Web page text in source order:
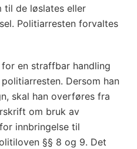
d
v
i
g
e
n
til de løslates eller
Politiarresten forvaltes
en straffbar handling
Dersom han
skal han overføres fra
om bruk av
innbringelse til
§§ 8 og 9. Det